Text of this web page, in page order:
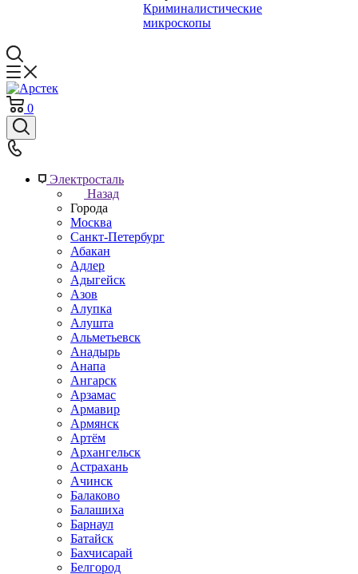
Криминалистические
микроскопы
0
Электросталь
Назад
Города
Москва
Санкт-Петербург
Абакан
Адлер
Адыгейск
Азов
Алупка
Алушта
Альметьевск
Анадырь
Анапа
Ангарск
Арзамас
Армавир
Армянск
Артём
Архангельск
Астрахань
Ачинск
Балаково
Балашиха
Барнаул
Батайск
Бахчисарай
Белгород